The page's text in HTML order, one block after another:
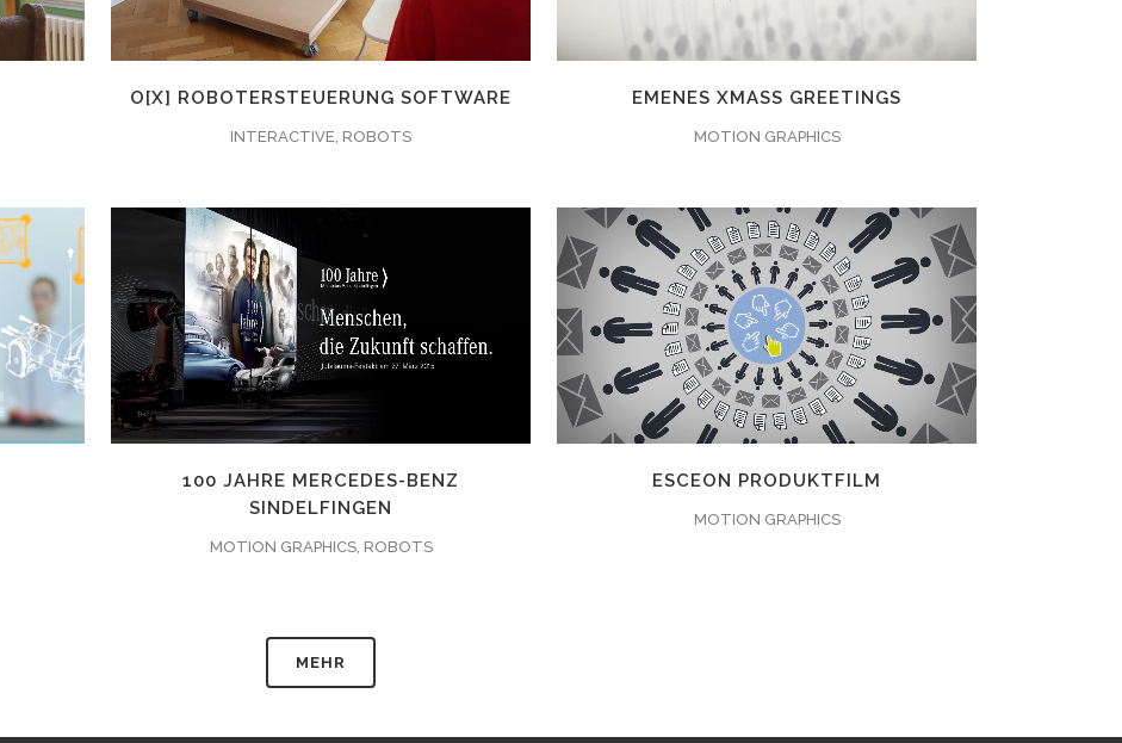
O[X] ROBOTERSTEUERUNG SOFTWARE
INTERACTIVE, ROBOTS
EMENES XMASS GREETINGS
MOTION GRAPHICS
LIKES ZOOMEN ANSEHEN
100 JAHRE MERCEDES-BENZ
SINDELFINGEN
MOTION GRAPHICS, ROBOTS
ZOOMEN ANSEHEN 30LIKES
ESCEON PRODUKTFILM
MOTION GRAPHICS
MEHR